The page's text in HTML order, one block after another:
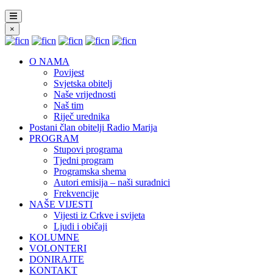
×
O NAMA
Povijest
Svjetska obitelj
Naše vrijednosti
Naš tim
Riječ urednika
Postani član obitelji Radio Marija
PROGRAM
Stupovi programa
Tjedni program
Programska shema
Autori emisija – naši suradnici
Frekvencije
NAŠE VIJESTI
Vijesti iz Crkve i svijeta
Ljudi i običaji
KOLUMNE
VOLONTERI
DONIRAJTE
KONTAKT